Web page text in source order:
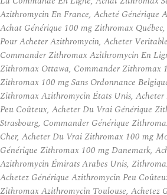
Azithromycin En France, Acheté Générique
Achat Générique 100 mg Zithromax
Pour Acheter Azithromycin, Acheter
Commander Zithromax Azithromycin En
Zithromax Ottawa, Commander Zithromax
Zithromax 100 mg Sans Ordonnance
Zithromax Azithromycin États Unis,
Peu Coûteux, Acheter Du Vrai Générique
Strasbourg, Commander Générique
Cher, Acheter Du Vrai Zithromax 100 mg
Générique Zithromax 100 mg Danemark,
Azithromycin Émirats Arabes Unis,
Achetez Générique Azithromycin Peu
Zithromax Azithromycin Toulouse, Achetez